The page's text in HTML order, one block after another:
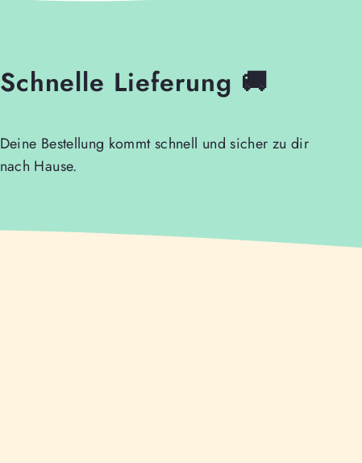
Schnelle Lieferung 🚚
Deine Bestellung kommt schnell und sicher zu dir
nach Hause.